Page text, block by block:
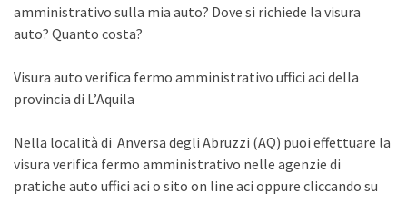
amministrativo sulla mia auto? Dove si richiede la visura
auto? Quanto costa?
Visura auto verifica fermo amministrativo uffici aci della
provincia di L’Aquila
Nella località di Anversa degli Abruzzi (AQ) puoi effettuare la
visura verifica fermo amministrativo nelle agenzie di
pratiche auto uffici aci o sito on line aci oppure cliccando su